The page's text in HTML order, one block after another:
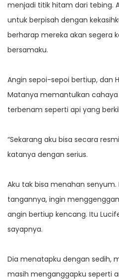
menjadi titik hitam dari tebing.
untuk berpisah dengan
berharap mereka akan segera
bersamaku.
Angin sepoi-sepoi bertiup, dan
Matanya memantulkan
terbenam seperti api yang
“Sekarang aku bisa secara
katanya dengan serius.
Aku tak bisa menahan
tangannya, ingin
angin bertiup kencang. Itu
sayapnya.
Dia menatapku dengan sedih,
masih menganggapku seperti